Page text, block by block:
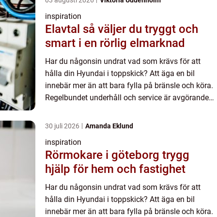
inspiration
Elavtal så väljer du tryggt och
smart i en rörlig elmarknad
Har du någonsin undrat vad som krävs för att
hålla din Hyundai i toppskick? Att äga en bil
innebär mer än att bara fylla på bränsle och köra.
Regelbundet underhåll och service är avgörande
säkerställa att d...
30 juli 2026 Amanda Eklund
inspiration
Rörmokare i göteborg trygg
hjälp för hem och fastighet
Har du någonsin undrat vad som krävs för att
hålla din Hyundai i toppskick? Att äga en bil
innebär mer än att bara fylla på bränsle och köra.